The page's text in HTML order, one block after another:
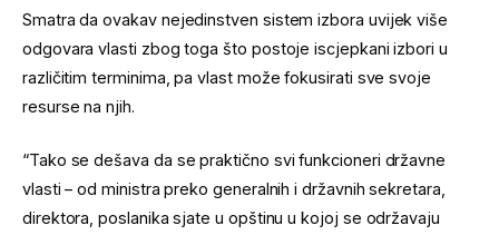
Smatra da ovakav nejedinstven sistem izbora uvijek više
odgovara vlasti zbog toga što postoje iscjepkani izbori u
različitim terminima, pa vlast može fokusirati sve svoje
resurse na njih.
“Tako se dešava da se praktično svi funkcioneri državne
vlasti – od ministra preko generalnih i državnih sekretara,
direktora, poslanika sjate u opštinu u kojoj se održavaju